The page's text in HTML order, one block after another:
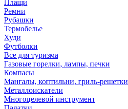
Плащи
Ремни
Рубашки
Термобелье
Худи
Футболки
Все для туризма
Газовые горелки, лампы, печки
Компасы
Мангалы, коптильни, гриль-решетки
Металлоискатели
Многоцелевой инструмент